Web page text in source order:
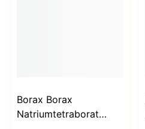
Borax Borax
Natriumtetraborat